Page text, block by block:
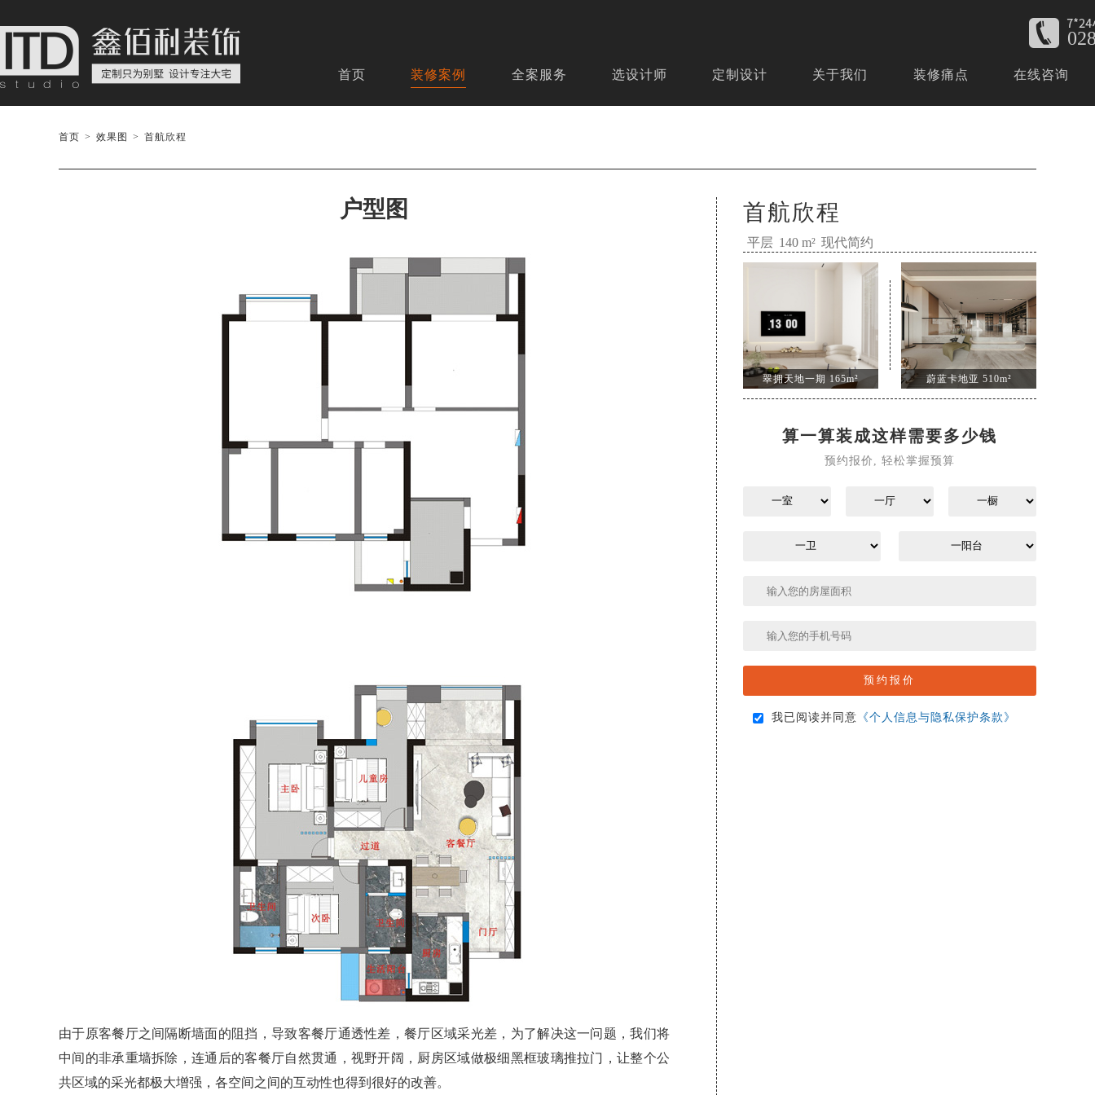
首页 装修案例 全案服务 选设计师 定制设计 关于我们 装修痛点 在线咨询
首页 > 效果图 > 首航欣程
户型图
由于原客餐厅之间隔断墙面的阻挡，导致客餐厅通透性差，餐厅区域采光差，为了解决这一问题，我们将
中间的非承重墙拆除，连通后的客餐厅自然贯通，视野开阔，厨房区域做极细黑框玻璃推拉门，让整个公
共区域的采光都极大增强，各空间之间的互动性也得到很好的改善。
首航欣程
平层 140 m² 现代简约
翠拥天地一期 165m² 蔚蓝卡地亚 510m²
算一算装成这样需要多少钱
预约报价, 轻松掌握预算
我已阅读并同意 《个人信息与隐私保护条款》